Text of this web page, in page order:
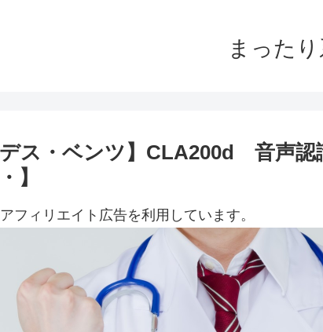
まった
デス・ベンツ】CLA200d 音声認
】
フィリエイト広告を利用しています。